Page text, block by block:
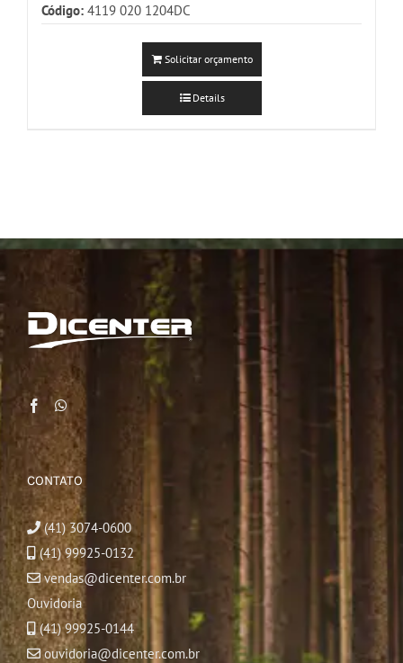
Código: 4119 020 1204DC
Solicitar orçamento
Details
CONTATO
(41) 3074-0600
(41) 99925-0132
vendas@dicenter.com.br
Ouvidoria
(41) 99925-0144
ouvidoria@dicenter.com.br